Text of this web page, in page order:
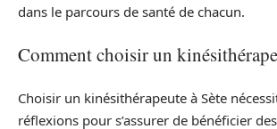
dans le parcours de santé de chacun.
Comment choisir un
Choisir un kinésithérapeute à Sète
réflexions pour s’assurer de bénéficier